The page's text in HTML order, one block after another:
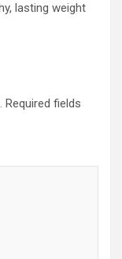
lasting weight
Required fields